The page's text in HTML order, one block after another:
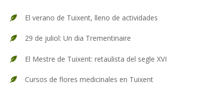
El verano de Tuixent, lleno de actividades
29 de juliol: Un dia Trementinaire
El Mestre de Tuixent: retaulista del segle XVI
Cursos de flores medicinales en Tuixent